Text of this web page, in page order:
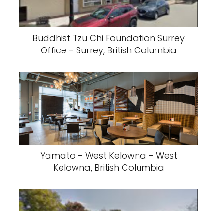
Buddhist Tzu Chi Foundation Surrey
Office - Surrey, British Columbia
Yamato - West Kelowna - West
Kelowna, British Columbia